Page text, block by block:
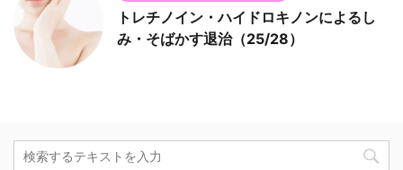
トレチノイン・ハイドロキノンによるし
み・そばかす退治（25/28）